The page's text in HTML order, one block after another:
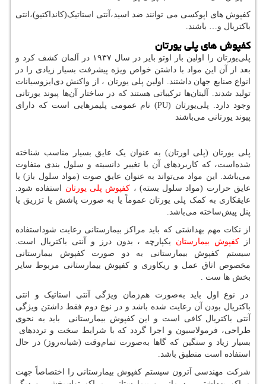
کفپوش های اپوکسی می توانند ضد اسید،آنتی استاتیک(کانداکتیو)،انتی
باکتریال و… باشند.
کفپوش های پلی یورتان
پلی‌یورتان را اولین بار اوتو بایر در سال ۱۹۳۷ در آلمان کشف کرد و
بعد از آن این مواد با داشتن خواص ویژه پیشرفت بسیار زیادی را در
انواع صنایع جهان داشتند. اولین پلی ‌یورتان ، از واکنش دی‌ایزوسیانات
تولید شدند. آلیتان‌ها ترکیباتی هستند که در ساختار آن‌ها پیوند یورتانی
وجود دارد. پلی‌یورتان (PU) نام عمومی پلیمرهایی است که دارای
پیوند یورتانی می‌باشند
پلی یورتان (پلی اورتان) به عنوان یک عایق بسیار مناسب شناخته
شده‌است، که کاربردهای آن با تغییر دانسیته و سلول بندی متفاوت
می‌باشد. این مواد می‌تواند به عنوان عایق صوت (مواد سلول باز) یا
عایق حرارت (مواد سلول بسته) ، کفپوش پلی یورتان استفاده شود.
عایقکاری به کمک پلی یورتان عموماً یا به صورت پاشش یا تزریق یا
پنل پیش‌ساخته می‌باشد.
از نکات مهم بهداشتی که باید مراکز بیمارستانی رعایت شوداستفاده
از کفپوش بیمارستان یکپارچه ، بدون درز و آنتی باکتریال است.
سیستم کفپوش بیمارستانی به دو صورت کفپوش بیمارستانی
مخصوص اتاق عمل و ریکاوری و کفپوش بیمارستانی مربوط سایر
بخش ها ست .
در نوع اول باید به‌صورت هم‌زمان ویژگی آنتی استاتیک و انتی
باکتریال بودن آن رعایت شده باشد و در نوع دوم فقط داشتن ویژگی
آنتی باکتریال کافی است و این کفپوش بیمارستانی باید به نحوی
طراحی، فرمولاسیون و اجرا گردد که با شرایط سخت و ترددهای
بسیار زیاد و سنگین که گاها به‌صورت تمام‌وقت (شبانه‌روز) در حال
استفاده است منطبق باشد.
شرکت مهندسی آترون سیستم کفپوش بیمارستانی را اختصاصاً جهت